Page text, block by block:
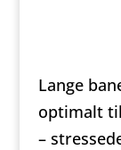
Lange
optimalt
–